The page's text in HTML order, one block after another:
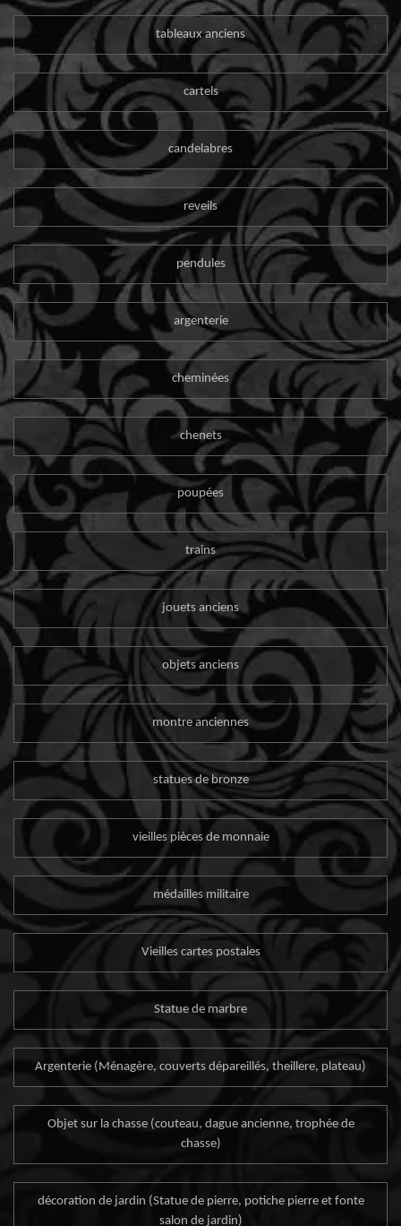
tableaux anciens
cartels
candelabres
reveils
pendules
argenterie
cheminées
chenets
poupées
trains
jouets anciens
objets anciens
montre anciennes
statues de bronze
vieilles pièces de monnaie
médailles militaire
Vieilles cartes postales
Statue de marbre
Argenterie (Ménagère, couverts dépareillés, theillere, plateau)
Objet sur la chasse (couteau, dague ancienne, trophée de
chasse)
décoration de jardin (Statue de pierre, potiche pierre et fonte
salon de jardin)